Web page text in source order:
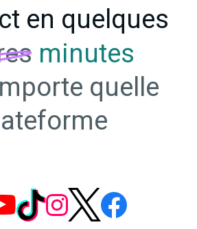
en quelques
minutes
quelle